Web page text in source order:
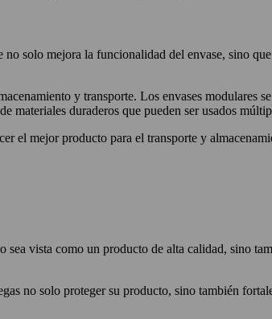
solo mejora la funcionalidad del envase, sino
y transporte. Los envases modulares
materiales duraderos que pueden ser usados
el mejor producto para el transporte y
vista como un producto de alta calidad, sino
no solo proteger su producto, sino también